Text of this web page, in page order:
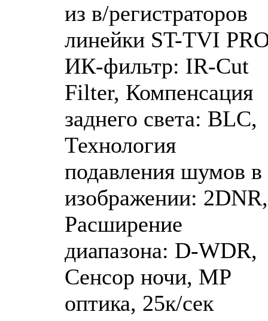
из в/регистраторов
линейки ST-TVI
ИК-фильтр: IR-Cut
Filter, Компенсация
заднего света: BLC,
Технология
подавления шумов в
изображении: 2DNR,
Расширение
диапазона: D-WDR,
Сенсор ночи, MP
оптика, 25к/сек